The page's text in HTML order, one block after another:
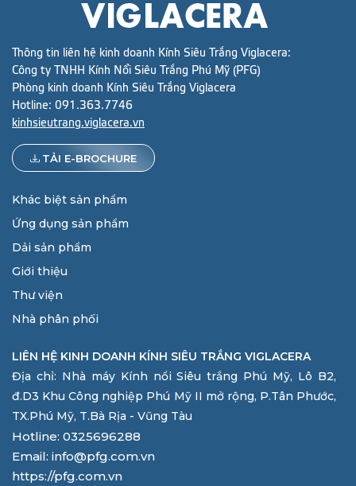
Thông tin liên hệ kinh doanh Kính Siêu Trắng Viglacera:
Công ty TNHH Kính Nổi Siêu Trắng Phú Mỹ (PFG)
Phòng kinh doanh Kính Siêu Trắng Viglacera
Hotline: 091.363.7746
kinhsieutrang.viglacera.vn
TẢI E-BROCHURE
Khác biệt sản phẩm
Ứng dụng sản phẩm
Dải sản phẩm
Giới thiệu
Thư viện
Nhà phân phối
LIÊN HỆ KINH DOANH KÍNH SIÊU TRẮNG VIGLACERA
Địa chỉ: Nhà máy Kính nổi Siêu trắng Phú Mỹ, Lô B2,
đ.D3 Khu Công nghiệp Phú Mỹ II mở rộng, P.Tân Phước,
TX.Phú Mỹ, T.Bà Rịa - Vũng Tàu
Hotline: 0325696288
Email: info@pfg.com.vn
https://pfg.com.vn